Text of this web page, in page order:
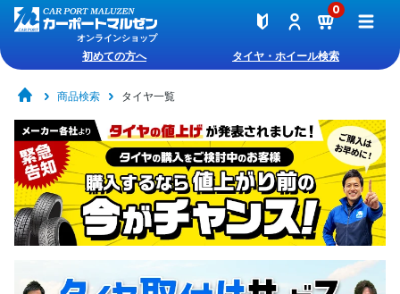
オンラインショップ
0
初めての方へ タイヤ・ホイール検索
商品検索 タイヤ一覧